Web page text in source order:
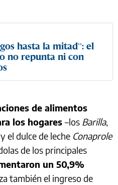
hasta la mitad”: el
no repunta ni con
de alimentos
los hogares –los Barilla,
el dulce de leche Conaprole
de los principales
un 50,9%
también el ingreso de